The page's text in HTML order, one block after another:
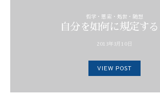
哲学・思索・処世・随想
自分を如何に規定す
2013年3月10日
VIEW POST